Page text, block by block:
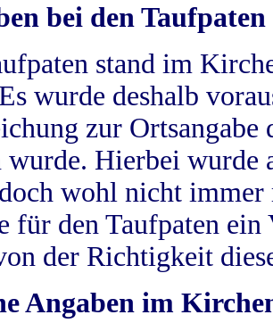
bei den Taufpaten
stand im
wurde deshalb
zur
wurde. Hierbei wurde
wohl nicht
für den Taufpaten
der Richtigkeit
Angaben im